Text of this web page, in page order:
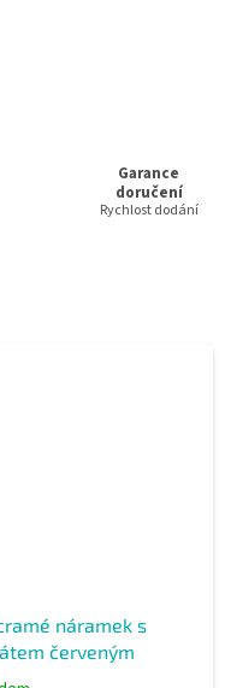
Garance
doručení
Rychlost dodání
náramek s
červeným